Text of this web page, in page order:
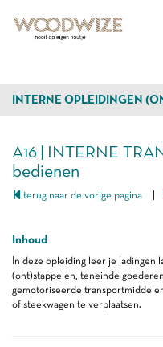
INTERNE OPLEIDINGEN
A16 | INTERNE
bedienen
terug naar de vorige pagina
Inhoud
In deze opleiding leer je ladingen
(ont)stappelen, teneinde
gemotoriseerde
of steekwagen te verplaatsen.